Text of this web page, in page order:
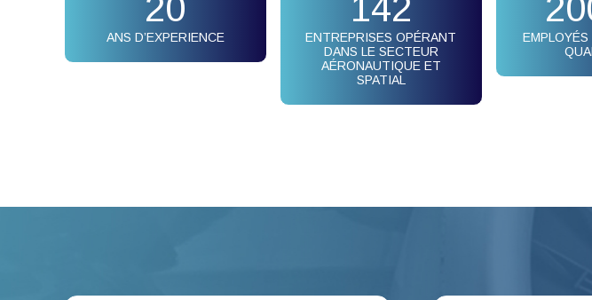
20
ANS D’EXPERIENCE
142
ENTREPRISES OPÉRANT
DANS LE SECTEUR
AÉRONAUTIQUE ET
SPATIAL